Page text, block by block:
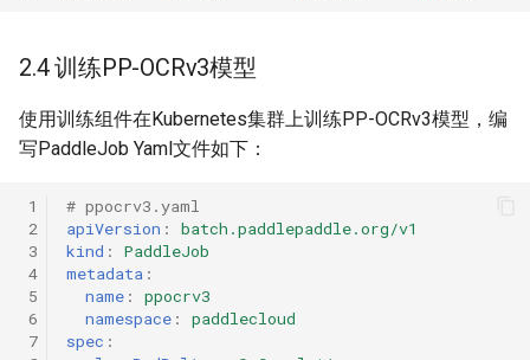
2.4 训练PP-OCRv3模型
使用训练组件在Kubernetes集群上训练PP-OCRv3模型，编
写PaddleJob Yaml文件如下：
1
2
3
4
5
6
7
# ppocrv3.yaml
apiVersion :
batch.paddlepaddle.org/v1
kind :
PaddleJob
metadata :
name :
ppocrv3
namespace :
paddlecloud
spec :